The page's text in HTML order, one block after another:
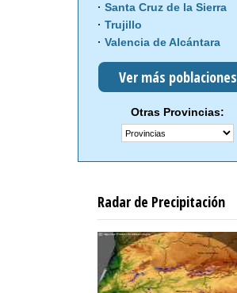
Santa Cruz de la Sierra
Trujillo
Valencia de Alcántara
Ver más poblaciones
Otras Provincias:
Radar de Precipitación